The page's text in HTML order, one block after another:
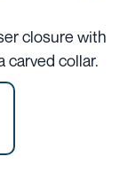
closure with
carved collar.